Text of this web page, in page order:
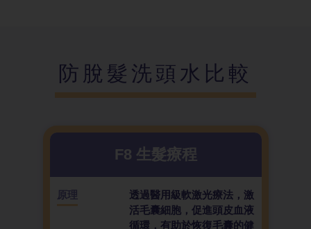
防脫髮洗頭水比較
F8 生髮療程
原理
透過醫用級軟激光療法，激
活毛囊細胞，促進頭皮血液
循環，有助於恢復毛囊的健